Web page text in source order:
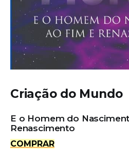
Criação do Mundo
E o Homem do
Renascimento
COMPRAR